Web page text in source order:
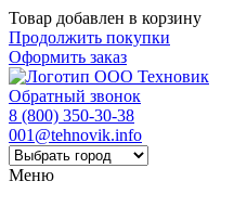
Товар добавлен в корзину
Продолжить покупки
Оформить заказ
Обратный звонок
8 (800) 350-30-38
001@tehnovik.info
Меню